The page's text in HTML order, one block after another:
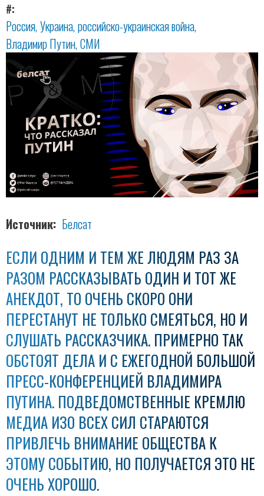
#
Россия Украина российско-украинская война
Владимир Путин СМИ
Источник Белсат
ЕСЛИ ОДНИМ И ТЕМ ЖЕ ЛЮДЯМ РАЗ ЗА
РАЗОМ РАССКАЗЫВАТЬ ОДИН И ТОТ ЖЕ
АНЕКДОТ, ТО ОЧЕНЬ СКОРО ОНИ
ПЕРЕСТАНУТ НЕ ТОЛЬКО СМЕЯТЬСЯ, НО И
СЛУШАТЬ РАССКАЗЧИКА. ПРИМЕРНО ТАК
ОБСТОЯТ ДЕЛА И С ЕЖЕГОДНОЙ БОЛЬШОЙ
ПРЕСС-КОНФЕРЕНЦИЕЙ ВЛАДИМИРА
ПУТИНА. ПОДВЕДОМСТВЕННЫЕ КРЕМЛЮ
МЕДИА ИЗО ВСЕХ СИЛ СТАРАЮТСЯ
ПРИВЛЕЧЬ ВНИМАНИЕ ОБЩЕСТВА К
ЭТОМУ СОБЫТИЮ, НО ПОЛУЧАЕТСЯ ЭТО НЕ
ОЧЕНЬ ХОРОШО.